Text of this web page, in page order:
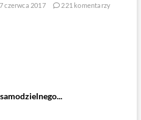
czerwca 2017 221 komentarzy